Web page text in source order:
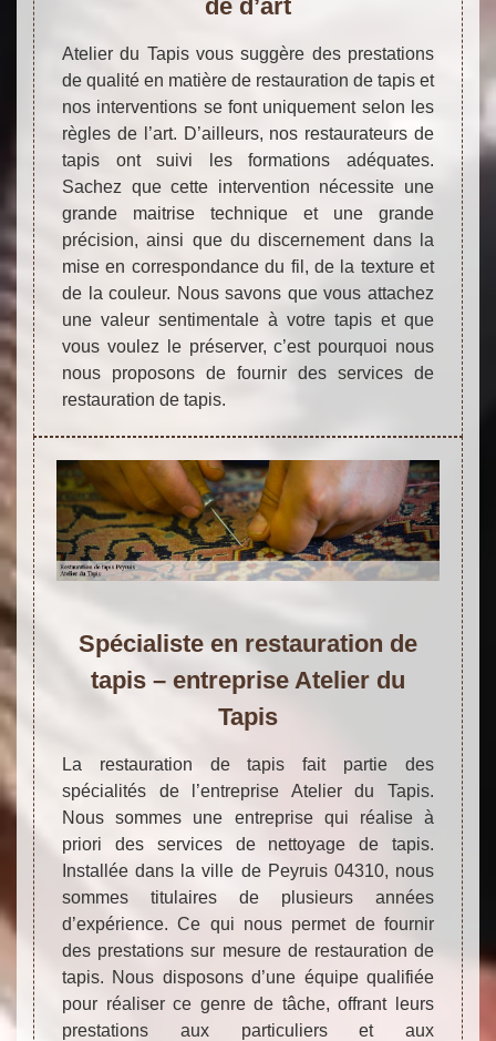
de d’art
Atelier du Tapis vous suggère des prestations
de qualité en matière de restauration de tapis et
nos interventions se font uniquement selon les
règles de l’art. D’ailleurs, nos restaurateurs de
tapis ont suivi les formations adéquates.
Sachez que cette intervention nécessite une
grande maitrise technique et une grande
précision, ainsi que du discernement dans la
mise en correspondance du fil, de la texture et
de la couleur. Nous savons que vous attachez
une valeur sentimentale à votre tapis et que
vous voulez le préserver, c’est pourquoi nous
nous proposons de fournir des services de
restauration de tapis.
Spécialiste en restauration de
tapis – entreprise Atelier du
Tapis
La restauration de tapis fait partie des
spécialités de l’entreprise Atelier du Tapis.
Nous sommes une entreprise qui réalise à
priori des services de nettoyage de tapis.
Installée dans la ville de Peyruis 04310, nous
sommes titulaires de plusieurs années
d’expérience. Ce qui nous permet de fournir
des prestations sur mesure de restauration de
tapis. Nous disposons d’une équipe qualifiée
pour réaliser ce genre de tâche, offrant leurs
prestations aux particuliers et aux